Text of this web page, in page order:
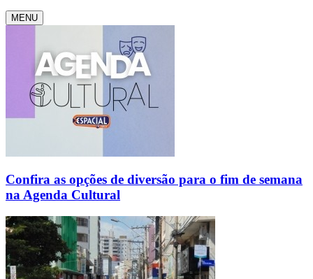
MENU
Confira as opções de diversão para o fim de semana
na Agenda Cultural